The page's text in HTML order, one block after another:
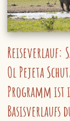
Reiseverlauf:
Ol Pejeta
Programm ist
Basisverlaufs